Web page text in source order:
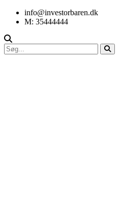
info@investorbaren.dk
M: 35444444